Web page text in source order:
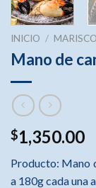
INICIO /
Mano de
$1,350.00
Producto: Mano
a 180g cada una